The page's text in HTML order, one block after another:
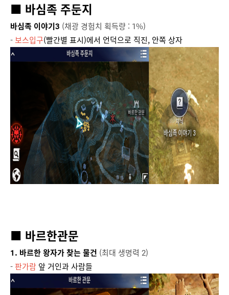
■ 바심족 주둔지
바심족 이야기3 (채광 경험치 획득량 : 1%)
-보스입구(빨간별 표시)에서 언덕으로 직진, 안쪽 상자
■ 바르한관문
1. 바르한 왕자가 찾는 물건 (최대 생명력 2)
- 판가람 앞 거인과 사람들